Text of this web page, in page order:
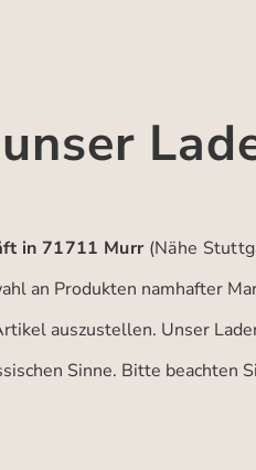
in 71711 Murr (Nähe
an Produkten namhafter
auszustellen. Unser
Sinne. Bitte beachten